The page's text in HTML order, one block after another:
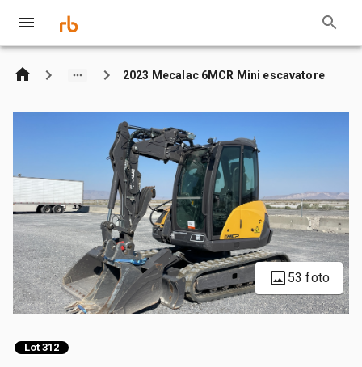
2023 Mecalac 6MCR Mini escavatore
53 foto
Lot 312